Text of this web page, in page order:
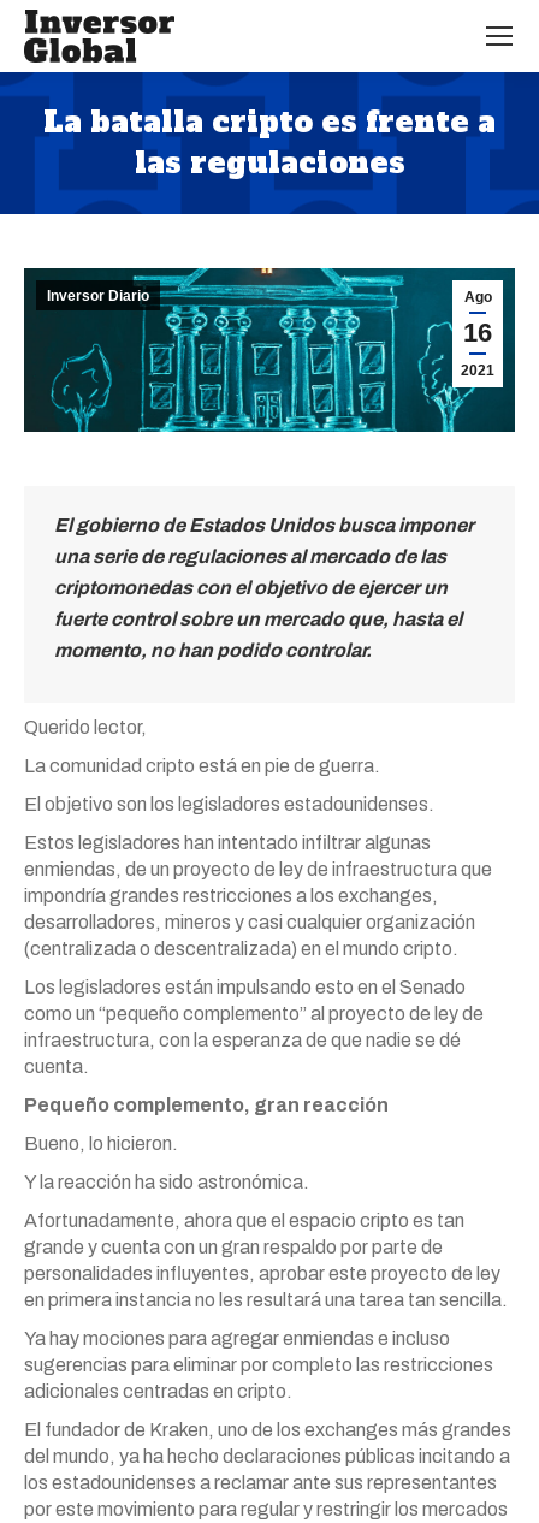
La batalla cripto es frente a
las regulaciones
Estás aquí:
Ago
16
2021
Inversor Diario
El gobierno de Estados Unidos busca imponer
una serie de regulaciones al mercado de las
criptomonedas con el objetivo de ejercer un
fuerte control sobre un mercado que, hasta el
momento, no han podido controlar.
Querido lector,
La comunidad cripto está en pie de guerra.
El objetivo son los legisladores estadounidenses.
Estos legisladores han intentado infiltrar algunas
enmiendas, de un proyecto de ley de infraestructura que
impondría grandes restricciones a los exchanges,
desarrolladores, mineros y casi cualquier organización
(centralizada o descentralizada) en el mundo cripto.
Los legisladores están impulsando esto en el Senado
como un “pequeño complemento” al proyecto de ley de
infraestructura, con la esperanza de que nadie se dé
cuenta.
Pequeño complemento, gran reacción
Bueno, lo hicieron.
Y la reacción ha sido astronómica.
Afortunadamente, ahora que el espacio cripto es tan
grande y cuenta con un gran respaldo por parte de
personalidades influyentes, aprobar este proyecto de ley
en primera instancia no les resultará una tarea tan sencilla.
Ya hay mociones para agregar enmiendas e incluso
sugerencias para eliminar por completo las restricciones
adicionales centradas en cripto.
El fundador de Kraken, uno de los exchanges más grandes
del mundo, ya ha hecho declaraciones públicas incitando a
los estadounidenses a reclamar ante sus representantes
por este movimiento para regular y restringir los mercados